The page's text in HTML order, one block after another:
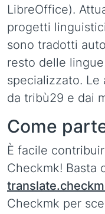
LibreOffice).
progetti
sono tradotti
resto delle
specializzato.
da tribù29 e dai
Come
È facile
Checkmk! Basta
Checkmk per